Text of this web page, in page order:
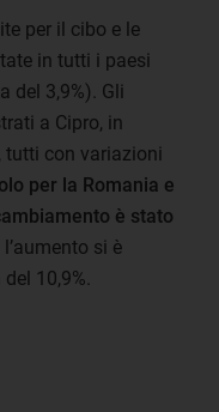
per il cibo e le
in tutti i paesi
del 3,9%). Gli
a Cipro, in
tutti con variazioni
per la Romania e
è stato
si è
10,9%.